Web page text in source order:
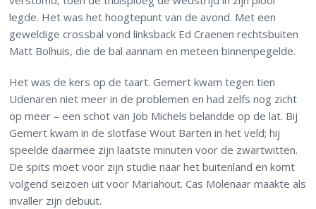
legde. Het was het hoogtepunt van de avond. Met een
geweldige crossbal vond linksback Ed Craenen rechtsbuiten
Matt Bolhuis, die de bal aannam en meteen binnenpegelde.
Het was de kers op de taart. Gemert kwam tegen tien
Udenaren niet meer in de problemen en had zelfs nog zicht
op meer – een schot van Job Michels belandde op de lat. Bij
Gemert kwam in de slotfase Wout Barten in het veld; hij
speelde daarmee zijn laatste minuten voor de zwartwitten.
De spits moet voor zijn studie naar het buitenland en komt
volgend seizoen uit voor Mariahout. Cas Molenaar maakte als
invaller zijn debuut.